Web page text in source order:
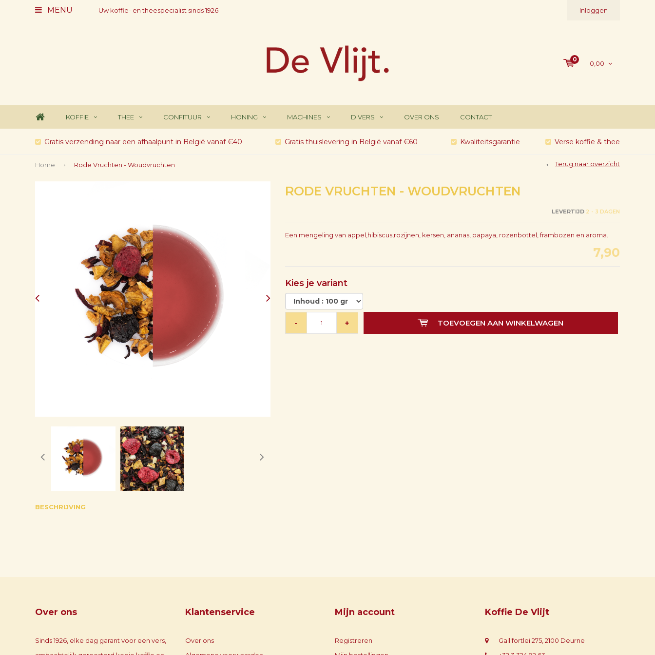
MENU Uw koffie- en theespecialist sinds 1926 Inloggen
0
0,00
KOFFIE THEE CONFITUUR HONING MACHINES DIVERS OVER ONS CONTACT
Gratis verzending naar een afhaalpunt in België vanaf €40 Gratis thuislevering in België vanaf €60 Kwaliteitsgarantie Verse koffie & thee
Home Rode Vruchten - Woudvruchten Terug naar overzicht
RODE VRUCHTEN - WOUDVRUCHTEN
LEVERTIJD2 - 3 DAGEN
Een mengeling van appel,hibiscus,rozijnen, kersen, ananas, papaya, rozenbottel, frambozen en aroma.
7,90
Kies je variant
- + TOEVOEGEN AAN WINKELWAGEN
BESCHRIJVING
Over ons
Sinds 1926, elke dag garant voor een vers,
Klantenservice
Over ons
Mijn account
Registreren
Koffie De Vlijt
Gallifortlei 275, 2100 Deurne